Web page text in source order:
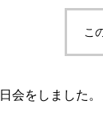
こ
会をしました。